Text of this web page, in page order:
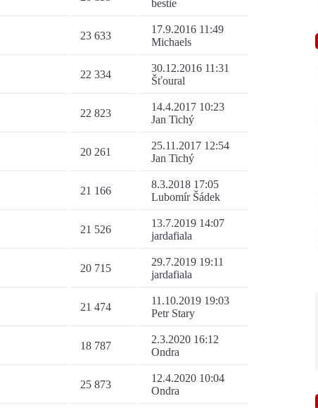
bestie
23 633
17.9.2016 11:49
Michaels
22 334
30.12.2016 11:31
Šťoural
22 823
14.4.2017 10:23
Jan Tichý
20 261
25.11.2017 12:54
Jan Tichý
21 166
8.3.2018 17:05
Lubomír Šádek
21 526
13.7.2019 14:07
jardafiala
20 715
29.7.2019 19:11
jardafiala
21 474
11.10.2019 19:03
Petr Stary
18 787
2.3.2020 16:12
Ondra
25 873
12.4.2020 10:04
Ondra